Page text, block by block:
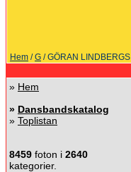
Hem /G / GÖRAN LINDBERGS
» Hem
» Dansbandskatalog
» Toplistan
8459 foton i 2640
kategorier.